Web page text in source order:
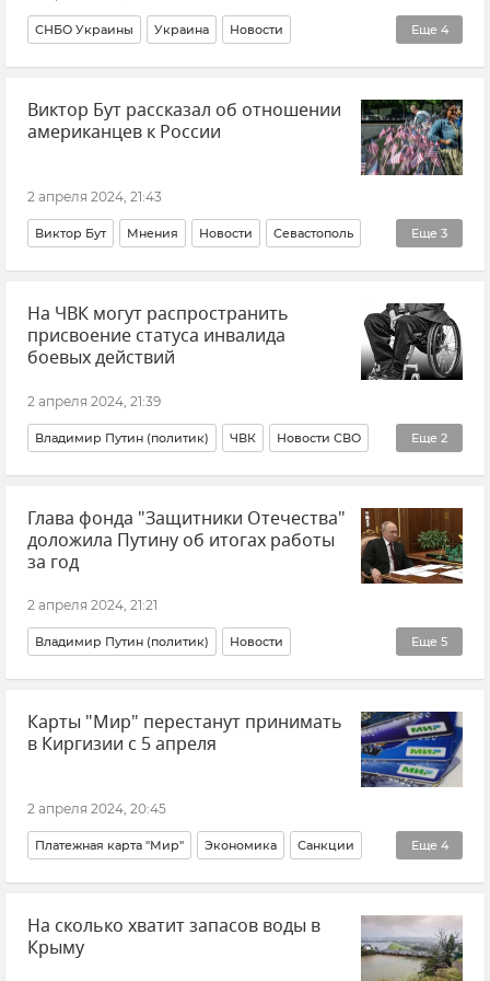
Пожар ГСУ СК России по Крыму и Севастополю Еще 4
СНБО Украины Украина Новости
"Крокус Сити Холл" Россия Теракт Терроризм
Виктор Бут рассказал об отношении
американцев к России
2 апреля 2024, 21:43
Еще 3
Виктор Бут Мнения Новости Севастополь
Россия США Общество
На ЧВК могут распространить
присвоение статуса инвалида
боевых действий
2 апреля 2024, 21:39
Еще 2
Владимир Путин (политик) ЧВК Новости СВО
Ветераны СВО Закон и право
Глава фонда "Защитники Отечества"
доложила Путину об итогах работы
за год
2 апреля 2024, 21:21
Еще 5
Владимир Путин (политик) Новости
Новости СВО Герои СВО
Государственный фонд поддержки участников СВО "Защитники Отечества"
Анна Цивилева Фонд "Защитники Отечества"
Карты "Мир" перестанут принимать
в Киргизии с 5 апреля
2 апреля 2024, 20:45
Еще 4
Платежная карта "Мир" Экономика Санкции
Киргизия Россия Новости В мире
На сколько хватит запасов воды в
Крыму